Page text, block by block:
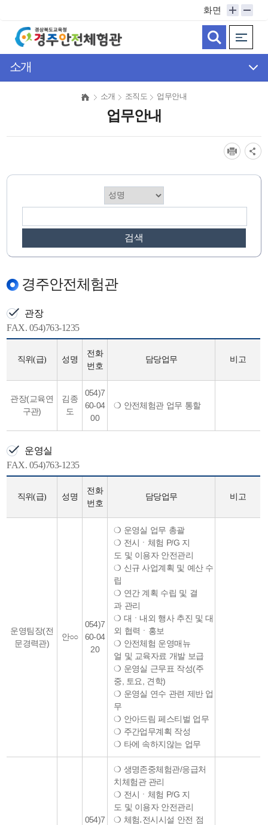
화면
소개
소개 조직도 업무안내
업무안내
검색
경주안전체험관
관장
FAX. 054)763-1235
직위(급) 성명
전화
번호
담당업무 비고
관장(교육연
구관)
김종
도
054)7
60-04
00
❍ 안전체험관 업무 통할
운영실
FAX. 054)763-1235
직위(급) 성명
전화
번호
담당업무 비고
운영팀장(전
문경력관)
안○○
054)7
60-04
20
❍ 운영실 업무 총괄
❍ 전시ㆍ체험 P/G 지
도 및 이용자 안전관리
❍ 신규 사업계획 및 예산 수
립
❍ 연간 계획 수립 및 결
과 관리
❍ 대ㆍ내외 행사 추진 및 대
외 협력ㆍ홍보
❍ 안전체험 운영매뉴
얼 및 교육자료 개발 보급
❍ 운영실 근무표 작성(주
중, 토요, 견학)
❍ 운영실 연수 관련 제반 업
무
❍ 안아드림 페스티벌 업무
❍ 주간업무계획 작성
❍ 타에 속하지않는 업무
054)7
❍ 생명존중체험관/응급처
치체험관 관리
❍ 전시ㆍ체험 P/G 지
도 및 이용자 안전관리
❍ 체험․전시시설 안전 점